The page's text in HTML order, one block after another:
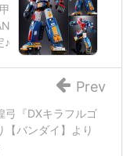
♪
弓『DXキラフルゴ
【バンダイ】より
Prev